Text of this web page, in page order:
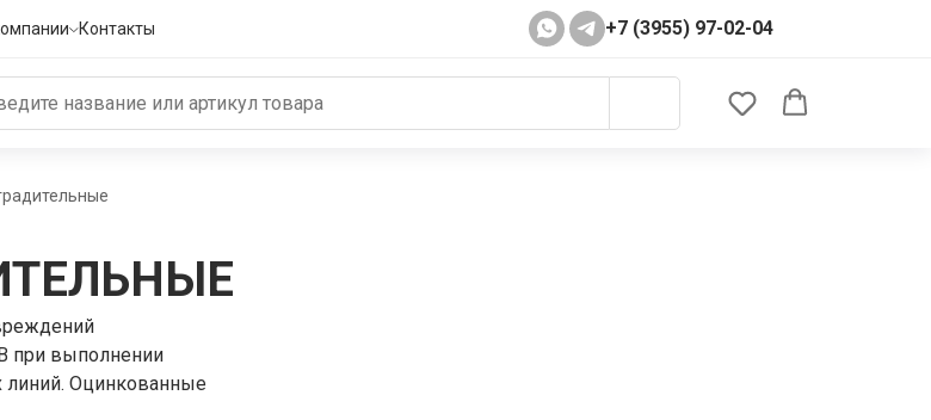
Контакты +7 (3955) 97-02-04
при выполнении
линий. Оцинкованные